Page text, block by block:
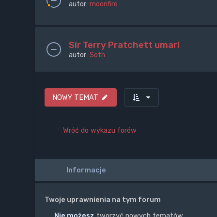
autor: moonfire
Sir Terry Pratchett umarl
autor: Soth
NOWY TEMAT
Wróć do wykazu forów
Informacje
Twoje uprawnienia na tym forum